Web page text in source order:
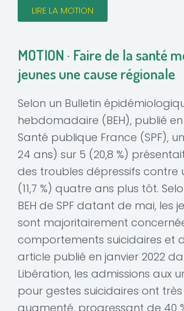
LIRE LA MOTION
MOTION · Faire de la santé
jeunes une cause régionale
Selon un Bulletin
hebdomadaire (BEH), publié
Santé publique France (SPF),
24 ans) sur 5 (20,8 %)
des troubles dépressifs contre
(11,7 %) quatre ans plus tôt.
BEH de SPF datant de mai, les
sont majoritairement
comportements suicidaires et
article publié en janvier 2022
Libération, les admissions aux
pour gestes suicidaires ont
augmenté, progressant de 40